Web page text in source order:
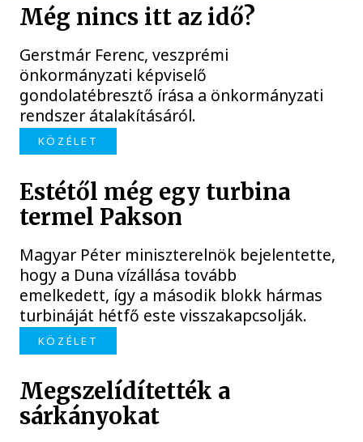
Még nincs itt az idő?
Gerstmár Ferenc, veszprémi
önkormányzati képviselő
gondolatébresztő írása a önkormányzati
rendszer átalakításáról.
KÖZÉLET
Estétől még egy turbina
termel Pakson
Magyar Péter miniszterelnök bejelentette,
hogy a Duna vízállása tovább
emelkedett, így a második blokk hármas
turbináját hétfő este visszakapcsolják.
KÖZÉLET
Megszelídítették a
sárkányokat